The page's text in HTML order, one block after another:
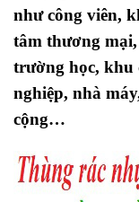
như công viên,
tâm thương
trường học, khu
nghiệp, nhà
cộng…